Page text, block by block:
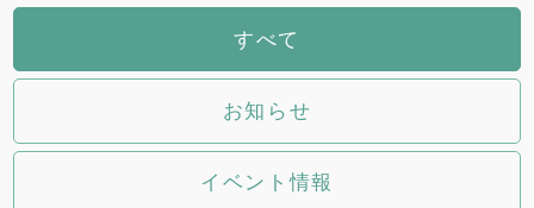
すべて
お知らせ
イベント情報